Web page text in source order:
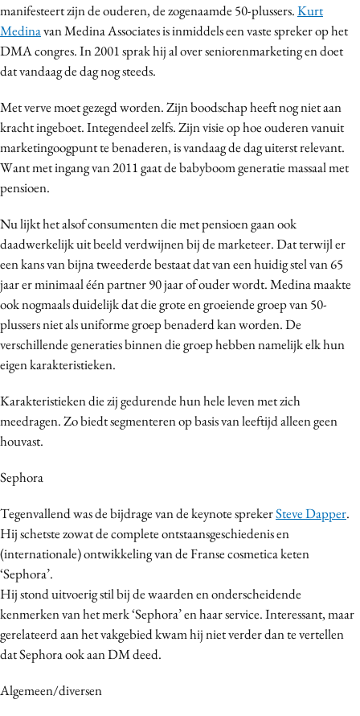
manifesteert zijn de ouderen, de zogenaamde 50-plussers.Kurt
Medinavan Medina Associates is inmiddels een vaste spreker op het
DMA congres. In 2001 sprak hij al over seniorenmarketing en doet
dat vandaag de dag nog steeds.
Met verve moet gezegd worden. Zijn boodschap heeft nog niet aan
kracht ingeboet. Integendeel zelfs. Zijn visie op hoe ouderen vanuit
marketingoogpunt te benaderen, is vandaag de dag uiterst relevant.
Want met ingang van 2011 gaat de babyboom generatie massaal met
pensioen.
Nu lijkt het alsof consumenten die met pensioen gaan ook
daadwerkelijk uit beeld verdwijnen bij de marketeer. Dat terwijl er
een kans van bijna tweederde bestaat dat van een huidig stel van 65
jaar er minimaal één partner 90 jaar of ouder wordt. Medina maakte
ook nogmaals duidelijk dat die grote en groeiende groep van 50-
plussers niet als uniforme groep benaderd kan worden. De
verschillende generaties binnen die groep hebben namelijk elk hun
eigen karakteristieken.
Karakteristieken die zij gedurende hun hele leven met zich
meedragen. Zo biedt segmenteren op basis van leeftijd alleen geen
houvast.
Sephora
Tegenvallend was de bijdrage van de keynote sprekerSteve Dapper.
Hij schetste zowat de complete ontstaansgeschiedenis en
(internationale) ontwikkeling van de Franse cosmetica keten
‘Sephora’.
Hij stond uitvoerig stil bij de waarden en onderscheidende
kenmerken van het merk ‘Sephora’ en haar service. Interessant, maar
gerelateerd aan het vakgebied kwam hij niet verder dan te vertellen
dat Sephora ook aan DM deed.
Algemeen/diversen